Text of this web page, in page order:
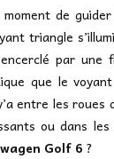
de
triangle
par une
que le
entre les
ou dans
Golf 6 ?